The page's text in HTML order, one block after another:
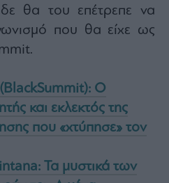
δε θα του επέτρεπε να
που θα είχε ως
Ο
και εκλεκτός της
που «χτύπησε» τον
Τα μυστικά των